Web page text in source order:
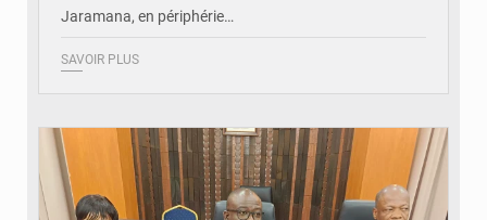
Jaramana, en périphérie…
SAVOIR PLUS